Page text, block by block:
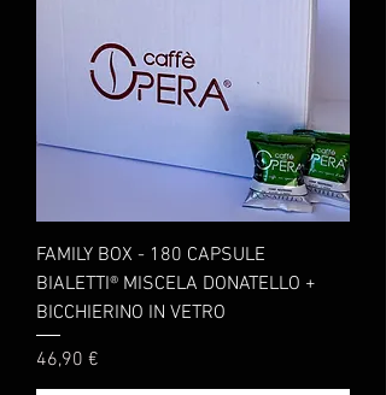
FAMILY BOX - 180 CAPSULE
BIALETTI® MISCELA DONATELLO +
BICCHIERINO IN VETRO
Prezzo
46,90 €